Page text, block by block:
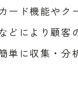
ード機能やク
どにより顧客
単に収集・分